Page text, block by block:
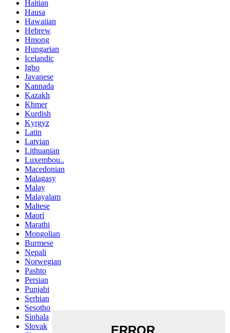
Haitian
Hausa
Hawaiian
Hebrew
Hmong
Hungarian
Icelandic
Igbo
Javanese
Kannada
Kazakh
Khmer
Kurdish
Kyrgyz
Latin
Latvian
Lithuanian
Luxembou..
Macedonian
Malagasy
Malay
Malayalam
Maltese
Maori
Marathi
Mongolian
Burmese
Nepali
Norwegian
Pashto
Persian
Punjabi
Serbian
Sesotho
Sinhala
Slovak